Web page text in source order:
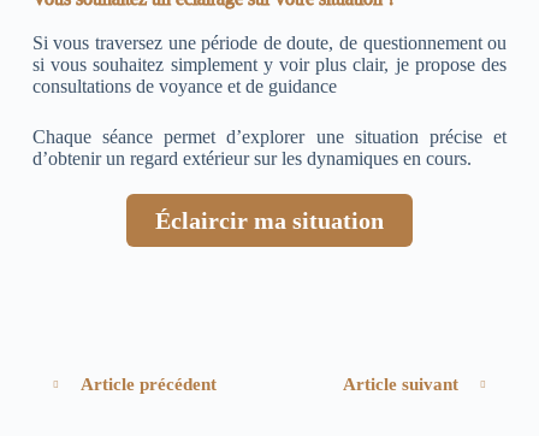
Si vous traversez une période de doute, de questionnement ou
si vous souhaitez simplement y voir plus clair, je propose des
consultations de voyance et de guidance
Chaque séance permet d’explorer une situation précise et
d’obtenir un regard extérieur sur les dynamiques en cours.
Éclaircir ma situation
Article précédent Article suivant